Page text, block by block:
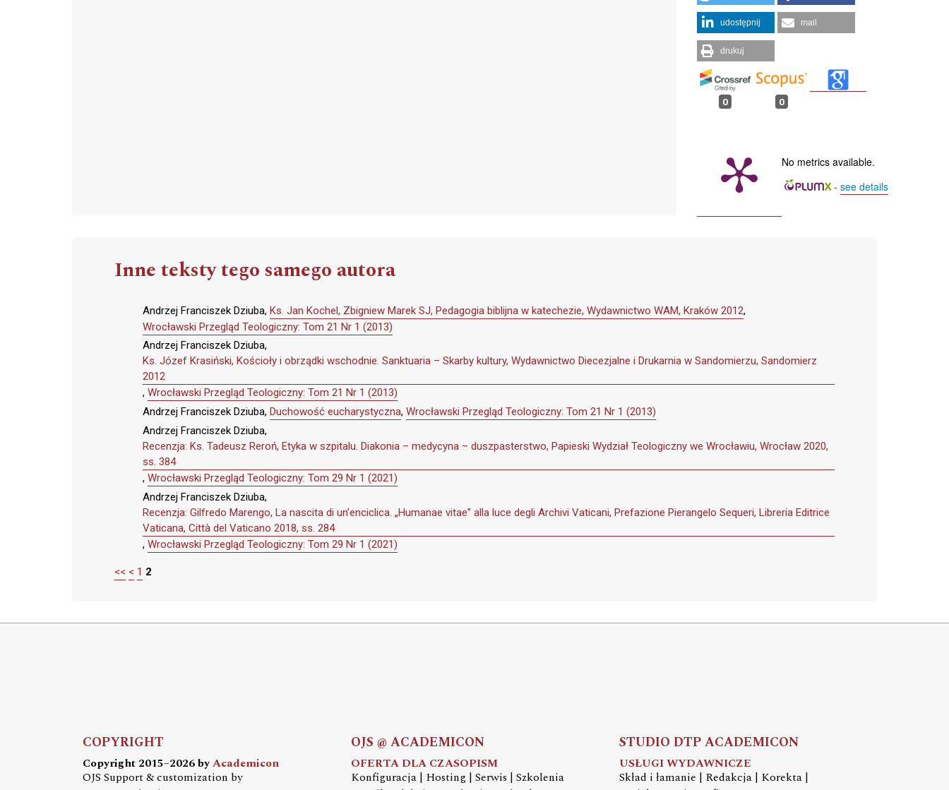
udostępnij mail
drukuj
0 0
No metrics available.
- see details
Inne teksty tego samego autora
Andrzej Franciszek Dziuba, Ks. Jan Kochel, Zbigniew Marek SJ, Pedagogia biblijna w katechezie, Wydawnictwo WAM, Kraków 2012,
Wrocławski Przegląd Teologiczny: Tom 21 Nr 1 (2013)
Andrzej Franciszek Dziuba,
Ks. Józef Krasiński, Kościoły i obrządki wschodnie. Sanktuaria – Skarby kultury, Wydawnictwo Diecezjalne i Drukarnia w Sandomierzu, Sandomierz
2012
, Wrocławski Przegląd Teologiczny: Tom 21 Nr 1 (2013)
Andrzej Franciszek Dziuba, Duchowość eucharystyczna, Wrocławski Przegląd Teologiczny: Tom 21 Nr 1 (2013)
Andrzej Franciszek Dziuba,
Recenzja: Ks. Tadeusz Reroń, Etyka w szpitalu. Diakonia – medycyna – duszpasterstwo, Papieski Wydział Teologiczny we Wrocławiu, Wrocław 2020,
ss. 384
, Wrocławski Przegląd Teologiczny: Tom 29 Nr 1 (2021)
Andrzej Franciszek Dziuba,
Recenzja: Gilfredo Marengo, La nascita di un’enciclica. „Humanae vitae” alla luce degli Archivi Vaticani, Prefazione Pierangelo Sequeri, Libreria Editrice
Vaticana, Città del Vaticano 2018, ss. 284
, Wrocławski Przegląd Teologiczny: Tom 29 Nr 1 (2021)
<< < 1 2
COPYRIGHT
Copyright 2015–2026 byAcademicon
OJS Support & customization by
OJS @ ACADEMICON
OFERTA DLA CZASOPISM
Konfiguracja | Hosting | Serwis | Szkolenia
STUDIO DTP ACADEMICON
USŁUGI WYDAWNICZE
Skład i łamanie | Redakcja | Korekta |